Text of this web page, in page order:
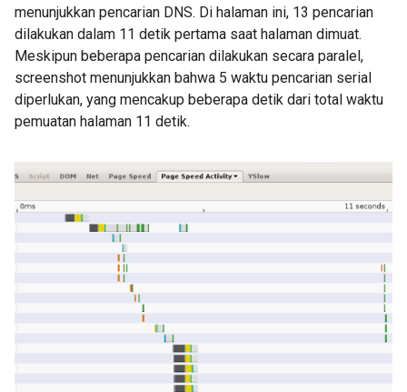
menunjukkan pencarian DNS. Di halaman ini, 13 pencarian
dilakukan dalam 11 detik pertama saat halaman dimuat.
Meskipun beberapa pencarian dilakukan secara paralel,
screenshot menunjukkan bahwa 5 waktu pencarian serial
diperlukan, yang mencakup beberapa detik dari total waktu
pemuatan halaman 11 detik.